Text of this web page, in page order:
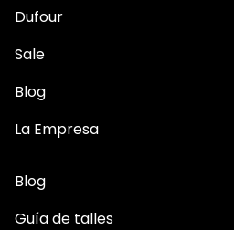
Dufour
Sale
Blog
La Empresa
Blog
Guía de talles